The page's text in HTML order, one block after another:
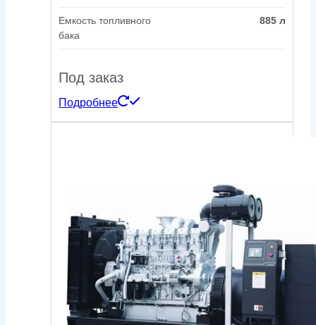
Емкость топливного
бака
885 л
Под заказ
Подробнее